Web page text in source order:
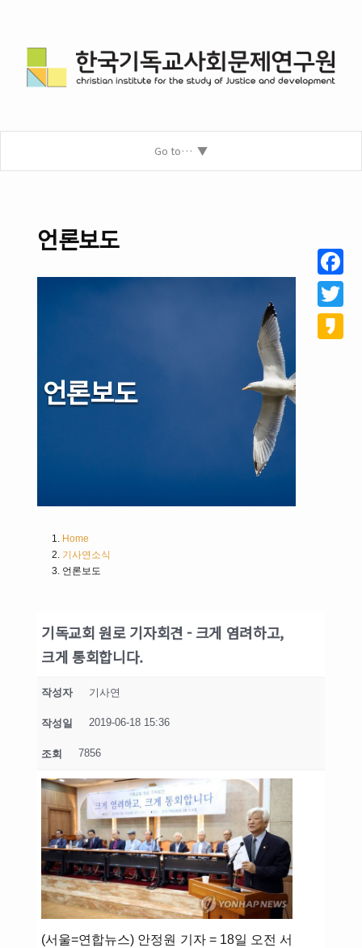
Go to…
언론보도
언론보도
Home
기사연소식
언론보도
기독교회 원로 기자회견 - 크게 염려하고,
크게 통회합니다.
작성자 기사연
작성일 2019-06-18 15:36
조회 7856
(서울=연합뉴스) 안정원 기자 = 18일 오전 서
Twitter